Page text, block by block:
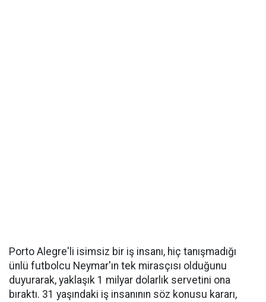
Porto Alegre'li isimsiz bir iş insanı, hiç tanışmadığı
ünlü futbolcu Neymar'ın tek mirasçısı olduğunu
duyurarak, yaklaşık 1 milyar dolarlık servetini ona
bıraktı. 31 yaşındaki iş insanının söz konusu kararı,